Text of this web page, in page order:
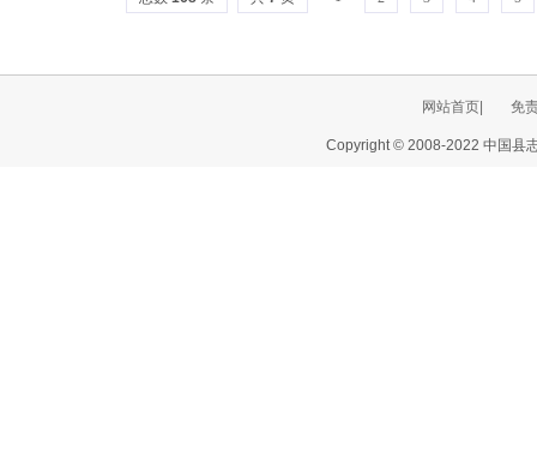
网站首页| 免
Copyright © 2008-2022 中国县